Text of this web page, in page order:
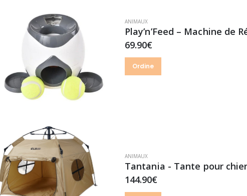
ANIMAUX
Play’n’Feed – Machine de
69.90€
Ordine
ANIMAUX
Tantania - Tante pour
144.90€